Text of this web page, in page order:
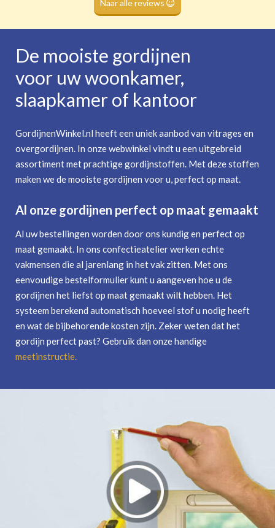
Naar alle reviews
De mooiste gordijnen
voor uw woonkamer,
slaapkamer of kantoor
GordijnenWinkel.nl heeft een uniek aanbod van vitrages en
overgordijnen. In onze webwinkel vindt u een uitgebreid
assortiment met prachtige gordijnstoffen. Met deze stoffen
maken we de mooiste gordijnen voor u, perfect op maat.
Al onze gordijnen perfect op maat gemaakt
Al uw bestellingen worden door ons kundig en perfect op
maat gemaakt. In ons confectieatelier werken echte
vakmensen die al jarenlang in het vak zitten. Met ons
eenvoudige bestelformulier kunt u aangeven hoe u de
gordijnen het liefst op maat gemaakt wilt hebben. Het
systeem berekend automatisch hoeveel stof u nodig heeft
en wat de bijbehorende kosten zijn. Zeker weten dat het
gordijn perfect past? Gebruik dan onze handige
meetinstructie.